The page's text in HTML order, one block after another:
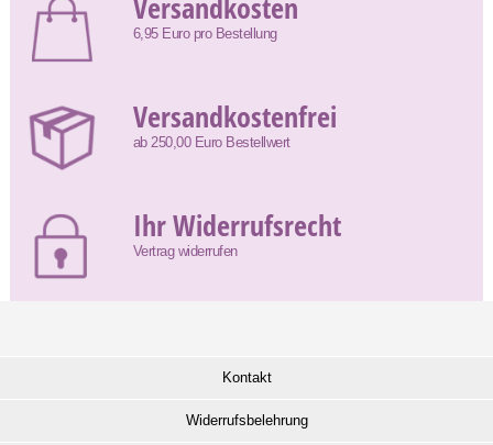
6,95 Euro pro Bestellung
Versandkostenfrei
ab 250,00 Euro Bestellwert
Ihr Widerrufsrecht
Vertrag widerrufen
Kontakt
Widerrufsbelehrung